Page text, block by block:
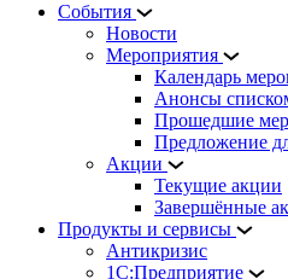
События
Новости
Мероприятия
Календарь
Анонсы
Прошедшие
Предложение
Акции
Текущие акции
Завершённые
Продукты и сервисы
Антикризис
1С:Предприятие